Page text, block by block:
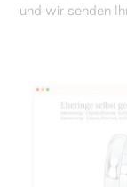
und wir senden